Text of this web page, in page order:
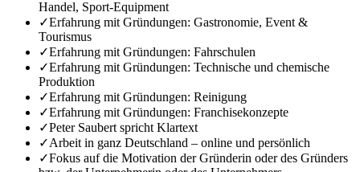
Handel, Sport-Equipment
✓Erfahrung mit Gründungen: Gastronomie, Event &
Tourismus
✓Erfahrung mit Gründungen: Fahrschulen
✓Erfahrung mit Gründungen: Technische und chemische
Produktion
✓Erfahrung mit Gründungen: Reinigung
✓Erfahrung mit Gründungen: Franchisekonzepte
✓Peter Saubert spricht Klartext
✓Arbeit in ganz Deutschland – online und persönlich
✓Fokus auf die Motivation der Gründerin oder des Gründers